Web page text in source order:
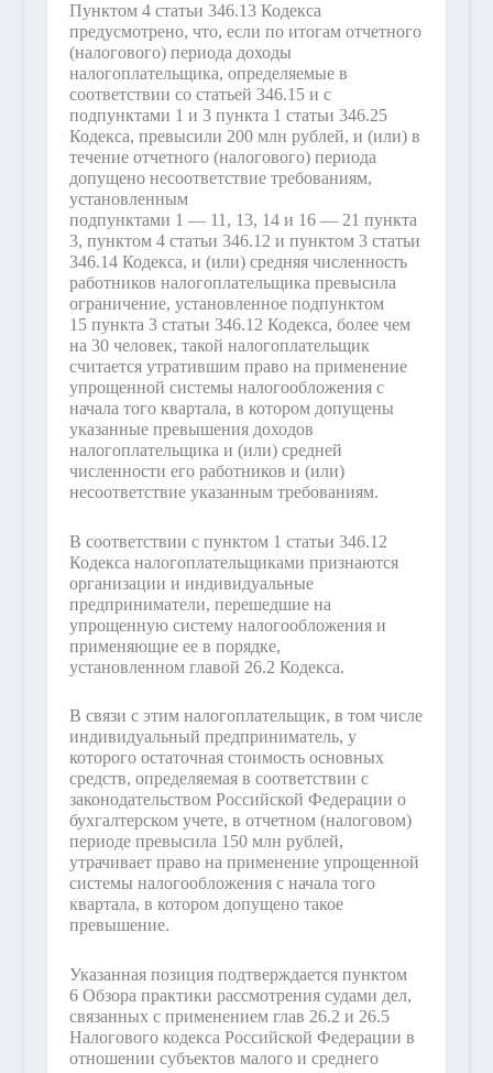
Пунктом 4 статьи 346.13 Кодекса
предусмотрено, что, если по итогам отчетного
(налогового) периода доходы
налогоплательщика, определяемые в
соответствии со статьей 346.15 и с
подпунктами 1 и 3 пункта 1 статьи 346.25
Кодекса, превысили 200 млн рублей, и (или) в
течение отчетного (налогового) периода
допущено несоответствие требованиям,
установленным
подпунктами 1 — 11, 13, 14 и 16 — 21 пункта
3, пунктом 4 статьи 346.12 и пунктом 3 статьи
346.14 Кодекса, и (или) средняя численность
работников налогоплательщика превысила
ограничение, установленное подпунктом
15 пункта 3 статьи 346.12 Кодекса, более чем
на 30 человек, такой налогоплательщик
считается утратившим право на применение
упрощенной системы налогообложения с
начала того квартала, в котором допущены
указанные превышения доходов
налогоплательщика и (или) средней
численности его работников и (или)
несоответствие указанным требованиям.
В соответствии с пунктом 1 статьи 346.12
Кодекса налогоплательщиками признаются
организации и индивидуальные
предприниматели, перешедшие на
упрощенную систему налогообложения и
применяющие ее в порядке,
установленном главой 26.2 Кодекса.
В связи с этим налогоплательщик, в том числе
индивидуальный предприниматель, у
которого остаточная стоимость основных
средств, определяемая в соответствии с
законодательством Российской Федерации о
бухгалтерском учете, в отчетном (налоговом)
периоде превысила 150 млн рублей,
утрачивает право на применение упрощенной
системы налогообложения с начала того
квартала, в котором допущено такое
превышение.
Указанная позиция подтверждается пунктом
6 Обзора практики рассмотрения судами дел,
связанных с применением глав 26.2 и 26.5
Налогового кодекса Российской Федерации в
отношении субъектов малого и среднего